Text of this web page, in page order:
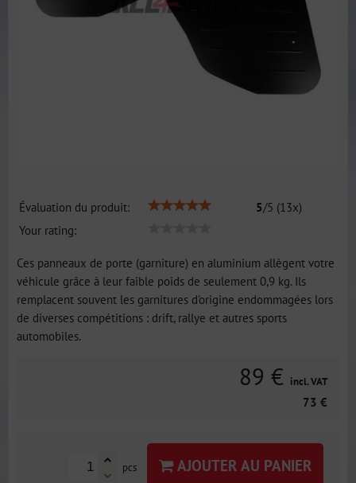
Évaluation du produit: 5/5 (13x)
Your rating:
Ces panneaux de porte (garniture) en aluminium allègent votre
véhicule grâce à leur faible poids de seulement 0,9 kg. Ils
remplacent souvent les garnitures d'origine endommagées lors
de diverses compétitions : drift, rallye et autres sports
automobiles.
89 € incl. VAT
73 €
pcs AJOUTER AU PANIER